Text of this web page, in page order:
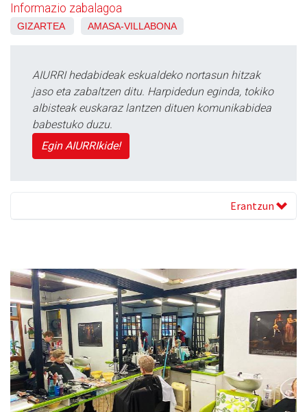
Informazio zabalagoa
GIZARTEA AMASA-VILLABONA
AIURRI hedabideak eskualdeko nortasun hitzak
jaso eta zabaltzen ditu. Harpidedun eginda, tokiko
albisteak euskaraz lantzen dituen komunikabidea
babestuko duzu.
Egin AIURRIkide!
Erantzun